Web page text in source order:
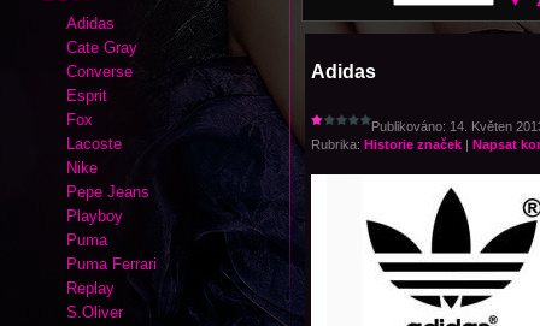
Adidas
Publikováno: 14. Květen
Rubrika: Historie značek | Napsat
Adidas
Cate Gray
Converse
Esprit
Fox
Lacoste
Nike
Pepe Jeans
Playboy
Puma
Puma Ferrari
Replay
S.Oliver